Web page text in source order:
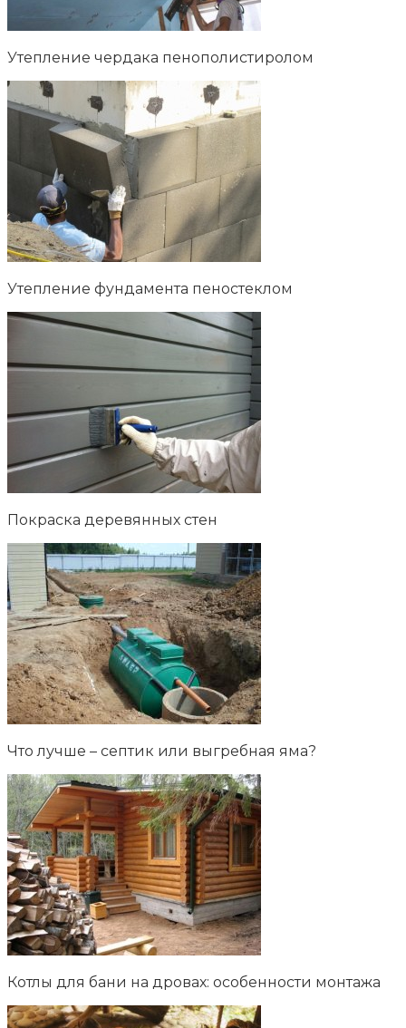
Утепление чердака пенополистиролом
Утепление фундамента пеностеклом
Покраска деревянных стен
Что лучше – септик или выгребная яма?
Котлы для бани на дровах: особенности монтажа